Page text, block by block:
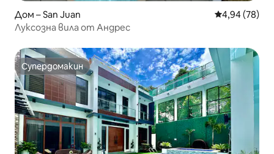
Дом – San Juan Средна
4,94 (78)
Луксозна вила от Андрес
Супердомакин
Супердомакин